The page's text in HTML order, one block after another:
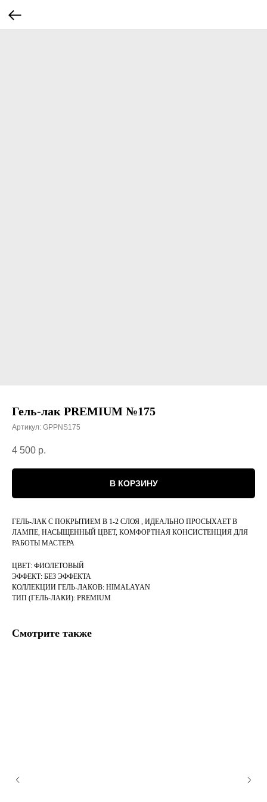
Гель-лак PREMIUM №175
Артикул: GPPNS175
4 500 р.
В КОРЗИНУ
ГЕЛЬ-ЛАК С ПОКРЫТИЕМ В 1-2 СЛОЯ , ИДЕАЛЬНО ПРОСЫХАЕТ В
ЛАМПЕ, НАСЫЩЕННЫЙ ЦВЕТ, КОМФОРТНАЯ КОНСИСТЕНЦИЯ ДЛЯ
РАБОТЫ МАСТЕРА
ЦВЕТ: ФИОЛЕТОВЫЙ
ЭФФЕКТ: БЕЗ ЭФФЕКТА
КОЛЛЕКЦИИ ГЕЛЬ-ЛАКОВ: HIMALAYAN
ТИП (ГЕЛЬ-ЛАКИ): PREMIUM
Смотрите также